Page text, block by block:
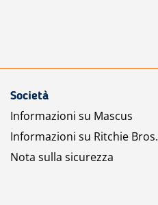
Società
Informazioni su Mascus
Informazioni su Ritchie Bros.
Nota sulla sicurezza